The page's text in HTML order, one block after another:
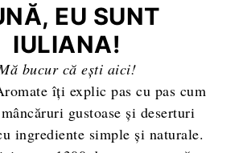
EU SUNT
IULIANA!
bucur că ești aici!
îți explic pas cu pas cum
gustoase și deserturi
ingrediente simple și naturale.